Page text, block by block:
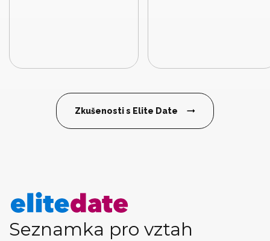
Zkušenosti s Elite Date
Seznamka pro vztah